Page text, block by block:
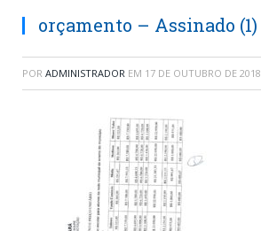
orçamento – Assinado (1)
POR ADMINISTRADOR EM 17 DE OUTUBRO DE 2018